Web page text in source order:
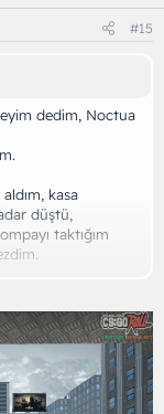
#15
dedim, Noctua
kasa
düştü,
taktığım
Ekran kartıda büyük
soğutucuyu
şekilde ayarladım